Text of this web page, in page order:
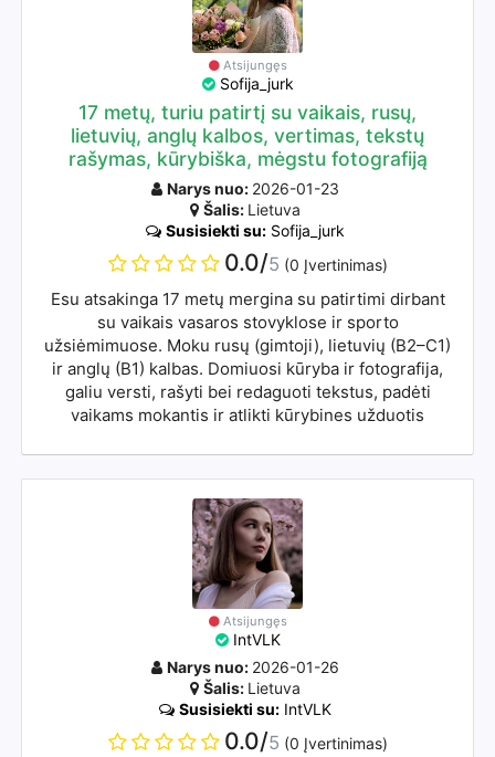
Atsijungęs
Sofija_jurk
17 metų, turiu patirtį su vaikais, rusų,
lietuvių, anglų kalbos, vertimas, tekstų
rašymas, kūrybiška, mėgstu fotografiją
Narys nuo: 2026-01-23
Šalis: Lietuva
Susisiekti su:Sofija_jurk
0.0/5 (0 Įvertinimas)
Esu atsakinga 17 metų mergina su patirtimi dirbant
su vaikais vasaros stovyklose ir sporto
užsiėmimuose. Moku rusų (gimtoji), lietuvių (B2–C1)
ir anglų (B1) kalbas. Domiuosi kūryba ir fotografija,
galiu versti, rašyti bei redaguoti tekstus, padėti
vaikams mokantis ir atlikti kūrybines užduotis
Atsijungęs
IntVLK
Narys nuo: 2026-01-26
Šalis: Lietuva
Susisiekti su:IntVLK
0.0/5 (0 Įvertinimas)